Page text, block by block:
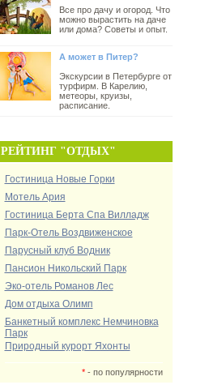
Все про дачу и огород. Что
можно вырастить на даче
или дома? Советы и опыт.
А может в Питер?
Экскурсии в Петербурге от
турфирм. В Карелию,
метеоры, круизы,
расписание.
РЕЙТИНГ "ОТДЫХ"
Гостиница Новые Горки
Мотель Ария
Гостиница Берта Спа Вилладж
Парк-Отель Воздвиженское
Парусный клуб Водник
Пансион Никольский Парк
Эко-отель Романов Лес
Дом отдыха Олимп
Банкетный комплекс Немчиновка
Парк
Природный курорт Яхонты
*- по популярности